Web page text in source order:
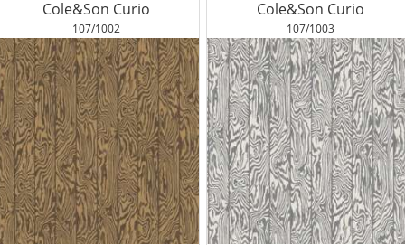
Cole&Son Curio
107/1002
Cole&Son Curio
107/1003